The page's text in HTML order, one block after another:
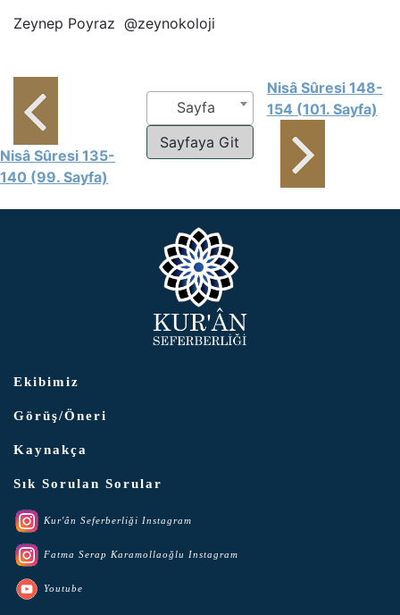
Zeynep Poyraz @zeynokoloji
Nisâ Sûresi 135-
140 (99. Sayfa)
Sayfa
Nisâ Sûresi 148-
154 (101. Sayfa)
Ekibimiz
Görüş/Öneri
Kaynakça
Sık Sorulan Sorular
Kur'ân Seferberliği Instagram
Fatma Serap Karamollaoğlu Instagram
Youtube